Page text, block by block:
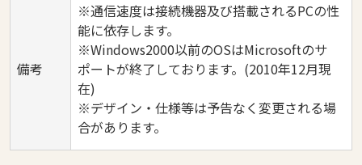
備考
※通信速度は接続機器及び搭載されるPCの性
能に依存します。
※Windows2000以前のOSはMicrosoftのサ
ポートが終了しております。(2010年12月現
在)
※デザイン・仕様等は予告なく変更される場
合があります。